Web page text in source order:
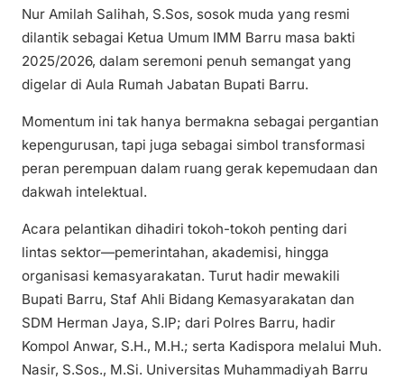
Nur Amilah Salihah, S.Sos, sosok muda yang resmi
dilantik sebagai Ketua Umum IMM Barru masa bakti
2025/2026, dalam seremoni penuh semangat yang
digelar di Aula Rumah Jabatan Bupati Barru.
Momentum ini tak hanya bermakna sebagai pergantian
kepengurusan, tapi juga sebagai simbol transformasi
peran perempuan dalam ruang gerak kepemudaan dan
dakwah intelektual.
Acara pelantikan dihadiri tokoh-tokoh penting dari
lintas sektor—pemerintahan, akademisi, hingga
organisasi kemasyarakatan. Turut hadir mewakili
Bupati Barru, Staf Ahli Bidang Kemasyarakatan dan
SDM Herman Jaya, S.IP; dari Polres Barru, hadir
Kompol Anwar, S.H., M.H.; serta Kadispora melalui Muh.
Nasir, S.Sos., M.Si. Universitas Muhammadiyah Barru